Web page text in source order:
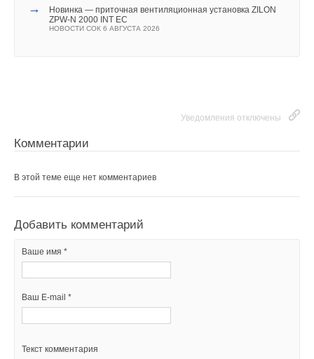
→
Новинка — приточная вентиляционная установка ZILON
ZPW-N 2000 INT EC
НОВОСТИ СОК 6 АВГУСТА 2026
Уведомления отключены
Комментарии
В этой теме еще нет комментариев
Добавить комментарий
Ваше имя *
Ваш E-mail *
Текст комментария